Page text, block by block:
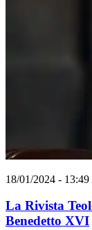
18/01/2024 - 13:49
La Rivista
Benedetto XVI